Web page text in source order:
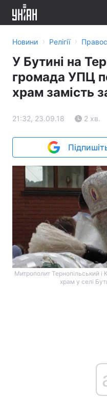
Новини › Релігії ›
У Бутині на
громада УПЦ
храм замість
21:32, 23.09.18 2 хв.
Митрополит Тернопільський
храм у селі